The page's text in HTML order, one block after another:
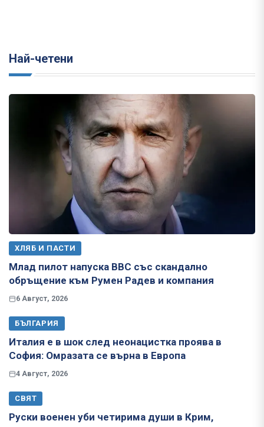
Най-четени
ХЛЯБ И ПАСТИ
Млад пилот напуска ВВС със скандално
обръщение към Румен Радев и компания
6 Август, 2026
БЪЛГАРИЯ
Италия е в шок след неонацистка проява в
София: Омразата се върна в Европа
4 Август, 2026
СВЯТ
Руски военен уби четирима души в Крим,